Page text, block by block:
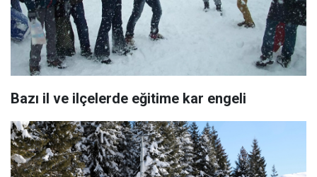
Bazı il ve ilçelerde eğitime kar engeli